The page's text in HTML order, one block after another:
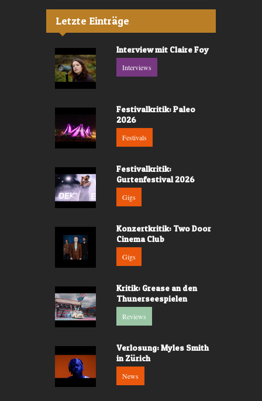
Letzte Einträge
Interview mit Claire Foy
Interviews
Festivalkritik: Paleo
2026
Festivals
Festivalkritik:
Gurtenfestival 2026
Gigs
Konzertkritik: Two Door
Cinema Club
Gigs
Kritik: Grease an den
Thunerseespielen
Reviews
Verlosung: Myles Smith
in Zürich
News